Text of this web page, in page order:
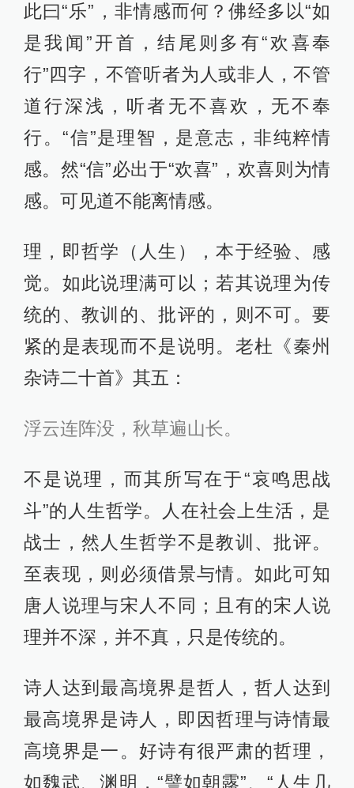
此曰“乐”，非情感而何？佛经多以“如
是我闻”开首，结尾则多有“欢喜奉
行”四字，不管听者为人或非人，不管
道行深浅，听者无不喜欢，无不奉
行。“信”是理智，是意志，非纯粹情
感。然“信”必出于“欢喜”，欢喜则为情
感。可见道不能离情感。
理，即哲学（人生），本于经验、感
觉。如此说理满可以；若其说理为传
统的、教训的、批评的，则不可。要
紧的是表现而不是说明。老杜《秦州
杂诗二十首》其五：
浮云连阵没，秋草遍山长。
不是说理，而其所写在于“哀鸣思战
斗”的人生哲学。人在社会上生活，是
战士，然人生哲学不是教训、批评。
至表现，则必须借景与情。如此可知
唐人说理与宋人不同；且有的宋人说
理并不深，并不真，只是传统的。
诗人达到最高境界是哲人，哲人达到
最高境界是诗人，即因哲理与诗情最
高境界是一。好诗有很严肃的哲理，
如魏武、渊明，“譬如朝露”、“人生几